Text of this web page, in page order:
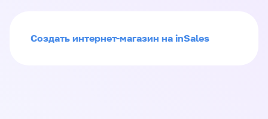
Создать интернет-магазин на inSales